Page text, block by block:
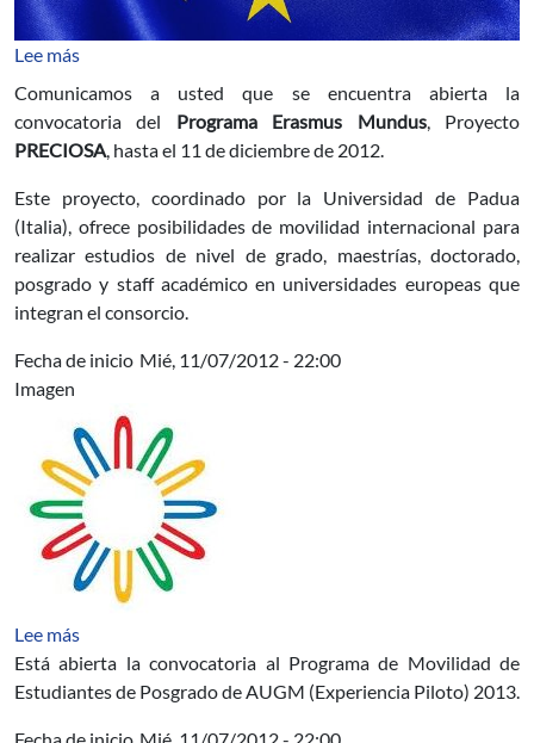
Lee más
Comunicamos a usted que se encuentra abierta la
convocatoria del Programa Erasmus Mundus, Proyecto
PRECIOSA , hasta el 11 de diciembre de 2012.
Este proyecto, coordinado por la Universidad de Padua
(Italia), ofrece posibilidades de movilidad internacional para
realizar estudios de nivel de grado, maestrías, doctorado,
posgrado y staff académico en universidades europeas que
integran el consorcio.
Fecha de inicio Mié, 11/07/2012 - 22:00
Imagen
Lee más
Está abierta la convocatoria al Programa de Movilidad de
Estudiantes de Posgrado de AUGM (Experiencia Piloto) 2013.
Fecha de inicio Mié, 11/07/2012 - 22:00